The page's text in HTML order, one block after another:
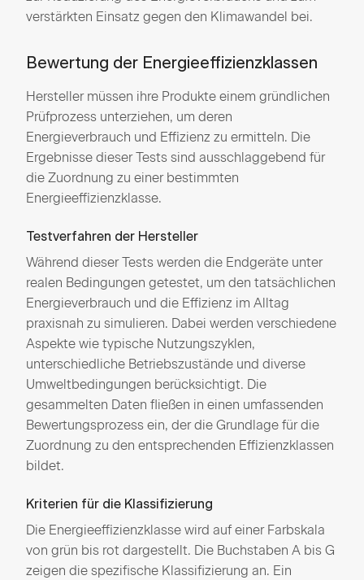
verstärkten Einsatz gegen den Klimawandel bei.
Bewertung der Energieeffizienzklassen
Hersteller müssen ihre Produkte einem gründlichen
Prüfprozess unterziehen, um deren
Energieverbrauch und Effizienz zu ermitteln. Die
Ergebnisse dieser Tests sind ausschlaggebend für
die Zuordnung zu einer bestimmten
Energieeffizienzklasse.
Testverfahren der Hersteller
Während dieser Tests werden die Endgeräte unter
realen Bedingungen getestet, um den tatsächlichen
Energieverbrauch und die Effizienz im Alltag
praxisnah zu simulieren. Dabei werden verschiedene
Aspekte wie typische Nutzungszyklen,
unterschiedliche Betriebszustände und diverse
Umweltbedingungen berücksichtigt. Die
gesammelten Daten fließen in einen umfassenden
Bewertungsprozess ein, der die Grundlage für die
Zuordnung zu den entsprechenden Effizienzklassen
bildet.
Kriterien für die Klassifizierung
Die Energieeffizienzklasse wird auf einer Farbskala
von grün bis rot dargestellt. Die Buchstaben A bis G
zeigen die spezifische Klassifizierung an. Ein